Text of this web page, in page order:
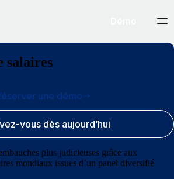
salaires
plus judicieuses grâce aux
mondiaux issues d’un panel diversifié
une démo
vous dès aujourd’hui